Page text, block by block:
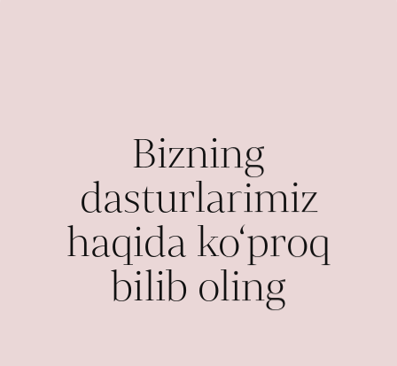
Bizning
dasturlarimiz
haqida ko‘proq
bilib oling